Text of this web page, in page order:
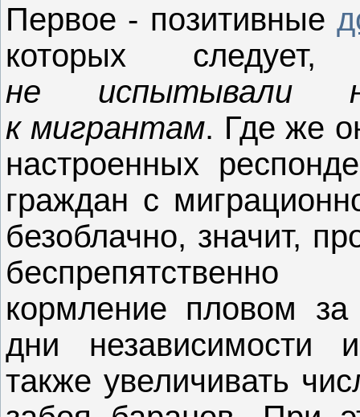
Первое - позитивные
которых
не испытывали
к мигрантам. Где же
настроенных
граждан с
безоблачно, значит,
кормление пловом
дни независимости
также увеличивать